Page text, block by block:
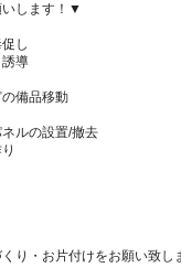
します！▼
し
誘導
の備品移動
ルの設置/撤去
り・お片付けをお願い致し